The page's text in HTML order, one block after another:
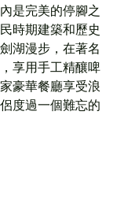
是完美的停腳之
時期建築和歷史
湖漫步，在著名
享用手工精釀啤
豪華餐廳享受浪
度過一個難忘的